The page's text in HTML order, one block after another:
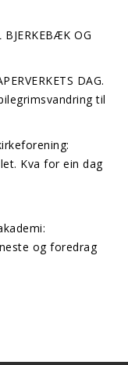
OG
DAG.
til
Kva for ein dag
og foredrag